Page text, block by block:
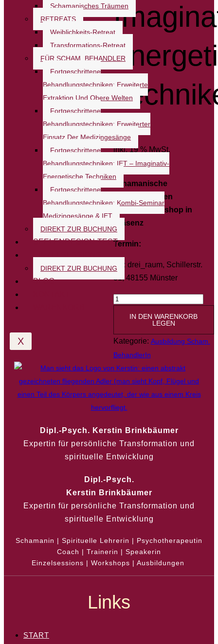
Schamanisches Träumen
RETREATS
Weiblichkeits-Retreat
Transformations-Retreat
FÜR SCHAM. BEHANDLER
Fortgeschrittene
Behandlungstechniken: Erweiterte
Extraktion Und Obere Welten
Fortgeschrittene
Behandlungstechniken: Erweiterter
Einsatz Der Medizingesänge
Fortgeschrittene
Behandlungstechniken: IET – Imaginativ-
Energetische Techniken
Fortgeschrittene
Behandlungstechniken: Kombi-Seminar
Medizingesänge & IET
DIREKT ZUR BUCHUNG
SEELENDESIGN-TEST
DIREKT ZUR BUCHUNG
BLOG
X
450,00€
inkl. 19 % MwSt.
schamanische
BehandlerInnen
2-Tages-Workshop in
Präsenz
Termin:
Ort: drei_raum, Schillerstr.
31, 48155 Münster
Fortgeschrittene
–
Imaginativ-
energetische
Techniken
Menge
IN DEN WARENKORB
LEGEN
Kategorie: Ausbildung Scham.
BehandlerIn
Dipl.-Psych. Kerstin Brinkbäumer
Expertin für persönliche Transformation und
spirituelle Entwicklung
Dipl.-Psych.
Kerstin Brinkbäumer
Expertin für persönliche Transformation und
spirituelle Entwicklung
Schamanin | Spirituelle Lehrerin | Psychotherapeutin
Coach | Trainerin | Speakerin
Einzelsessions | Workshops | Ausbildungen
Links
START